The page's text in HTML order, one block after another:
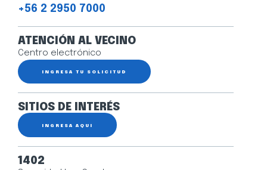
+56 2 2950 7000
ATENCIÓN AL VECINO
Centro electrónico
INGRESA TU SOLICITUD
SITIOS DE INTERÉS
INGRESA AQUÍ
1402